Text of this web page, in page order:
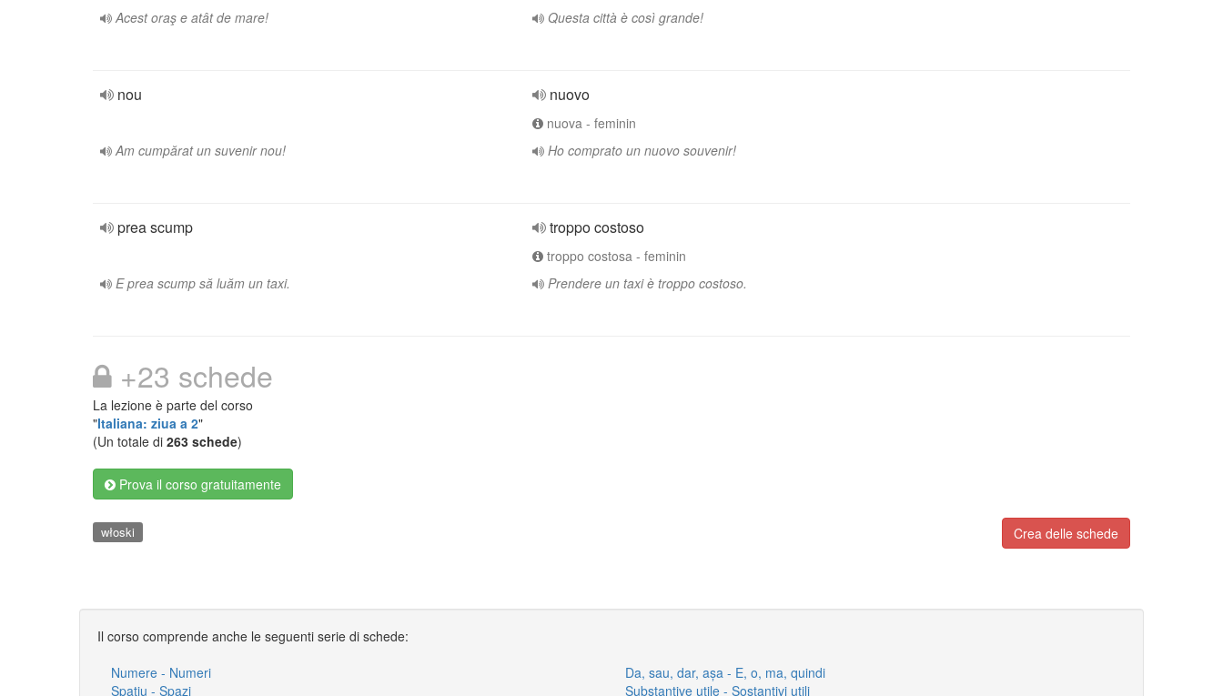
Acest oraş e atât de mare! Questa città è così grande!
nou
Am cumpărat un suvenir nou!
nuovo
nuova - feminin
Ho comprato un nuovo souvenir!
prea scump
E prea scump să luăm un taxi.
troppo costoso
troppo costosa - feminin
Prendere un taxi è troppo costoso.
+23 schede
La lezione è parte del corso
"Italiana: ziua a 2"
(Un totale di 263 schede)
Prova il corso gratuitamente
Crea delle schede
włoski
Il corso comprende anche le seguenti serie di schede:
Numere - Numeri
Da, sau, dar, așa - E, o, ma, quindi
Spaţiu - Spazi
Substantive utile - Sostantivi utili